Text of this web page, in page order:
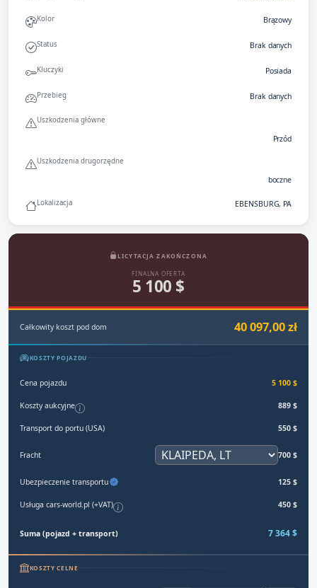
Kolor Brązowy
Status Brak danych
Kluczyki Posiada
Przebieg Brak danych
Uszkodzenia główne
Przód
Uszkodzenia drugorzędne
boczne
Lokalizacja EBENSBURG, PA
LICYTACJA ZAKOŃCZONA
FINALNA OFERTA
5 100 $
Całkowity koszt pod dom 40 097,00 zł
KOSZTY POJAZDU
Cena pojazdu 5 100 $
Koszty aukcyjne 889 $
Transport do portu (USA) 550 $
Fracht 700 $
Ubezpieczenie transportu 125 $
Usługa cars-world.pl (+VAT) 450 $
Suma (pojazd + transport) 7 364 $
KOSZTY CELNE